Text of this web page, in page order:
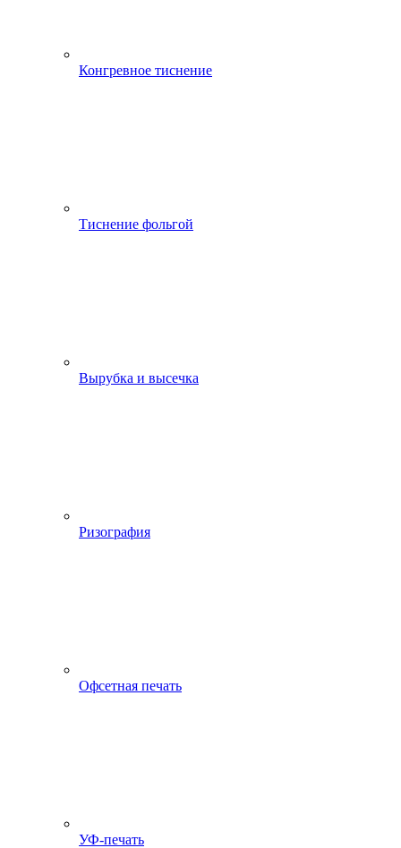
Конгревное тиснение
Тиснение фольгой
Вырубка и высечка
Ризография
Офсетная печать
УФ-печать